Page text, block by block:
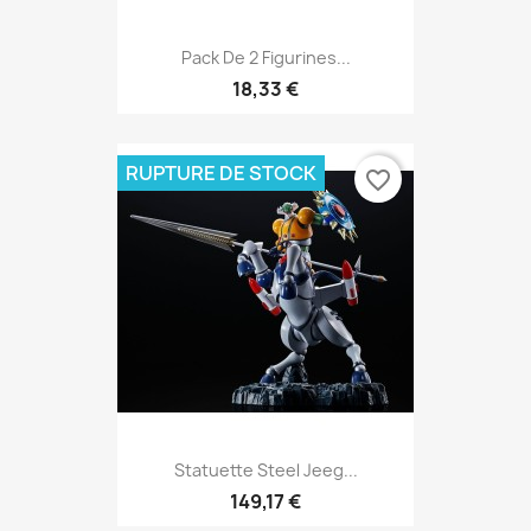
Pack De 2 Figurines...
18,33 €
Statuette Steel Jeeg...
149,17 €
RUPTURE DE STOCK favorite_border